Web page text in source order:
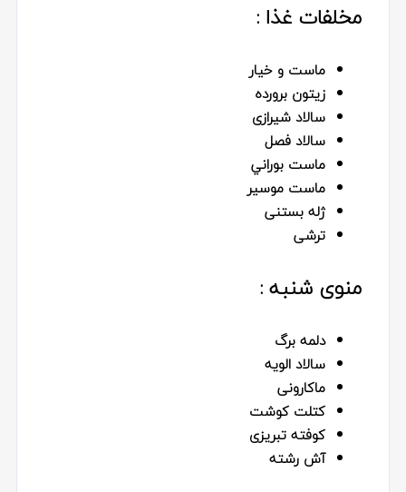
مخلفات غذا :
ماست و خيار
زيتون برورده
سالاد شيرازى
سالاد فصل
ماست بوراني
ماست موسير
ژله بستنى
ترشى
منوی شنبه :
دلمه برگ
سالاد الويه
ماكارونى
كتلت كوشت
كوفته تبريزى
آش رشته